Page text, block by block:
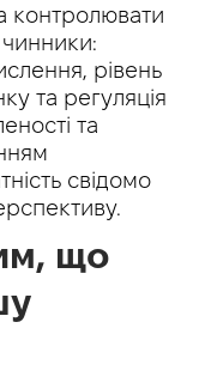
контролювати
чинники:
рівень
та регуляція
та
свідомо
що